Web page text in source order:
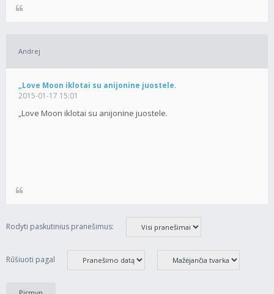
Andrej
„Love Moon iklotai su anijonine juostele.
2015-01-17 15:01
„Love Moon iklotai su anijonine juostele.
Rodyti paskutinius pranešimus:
Rūšiuoti pagal